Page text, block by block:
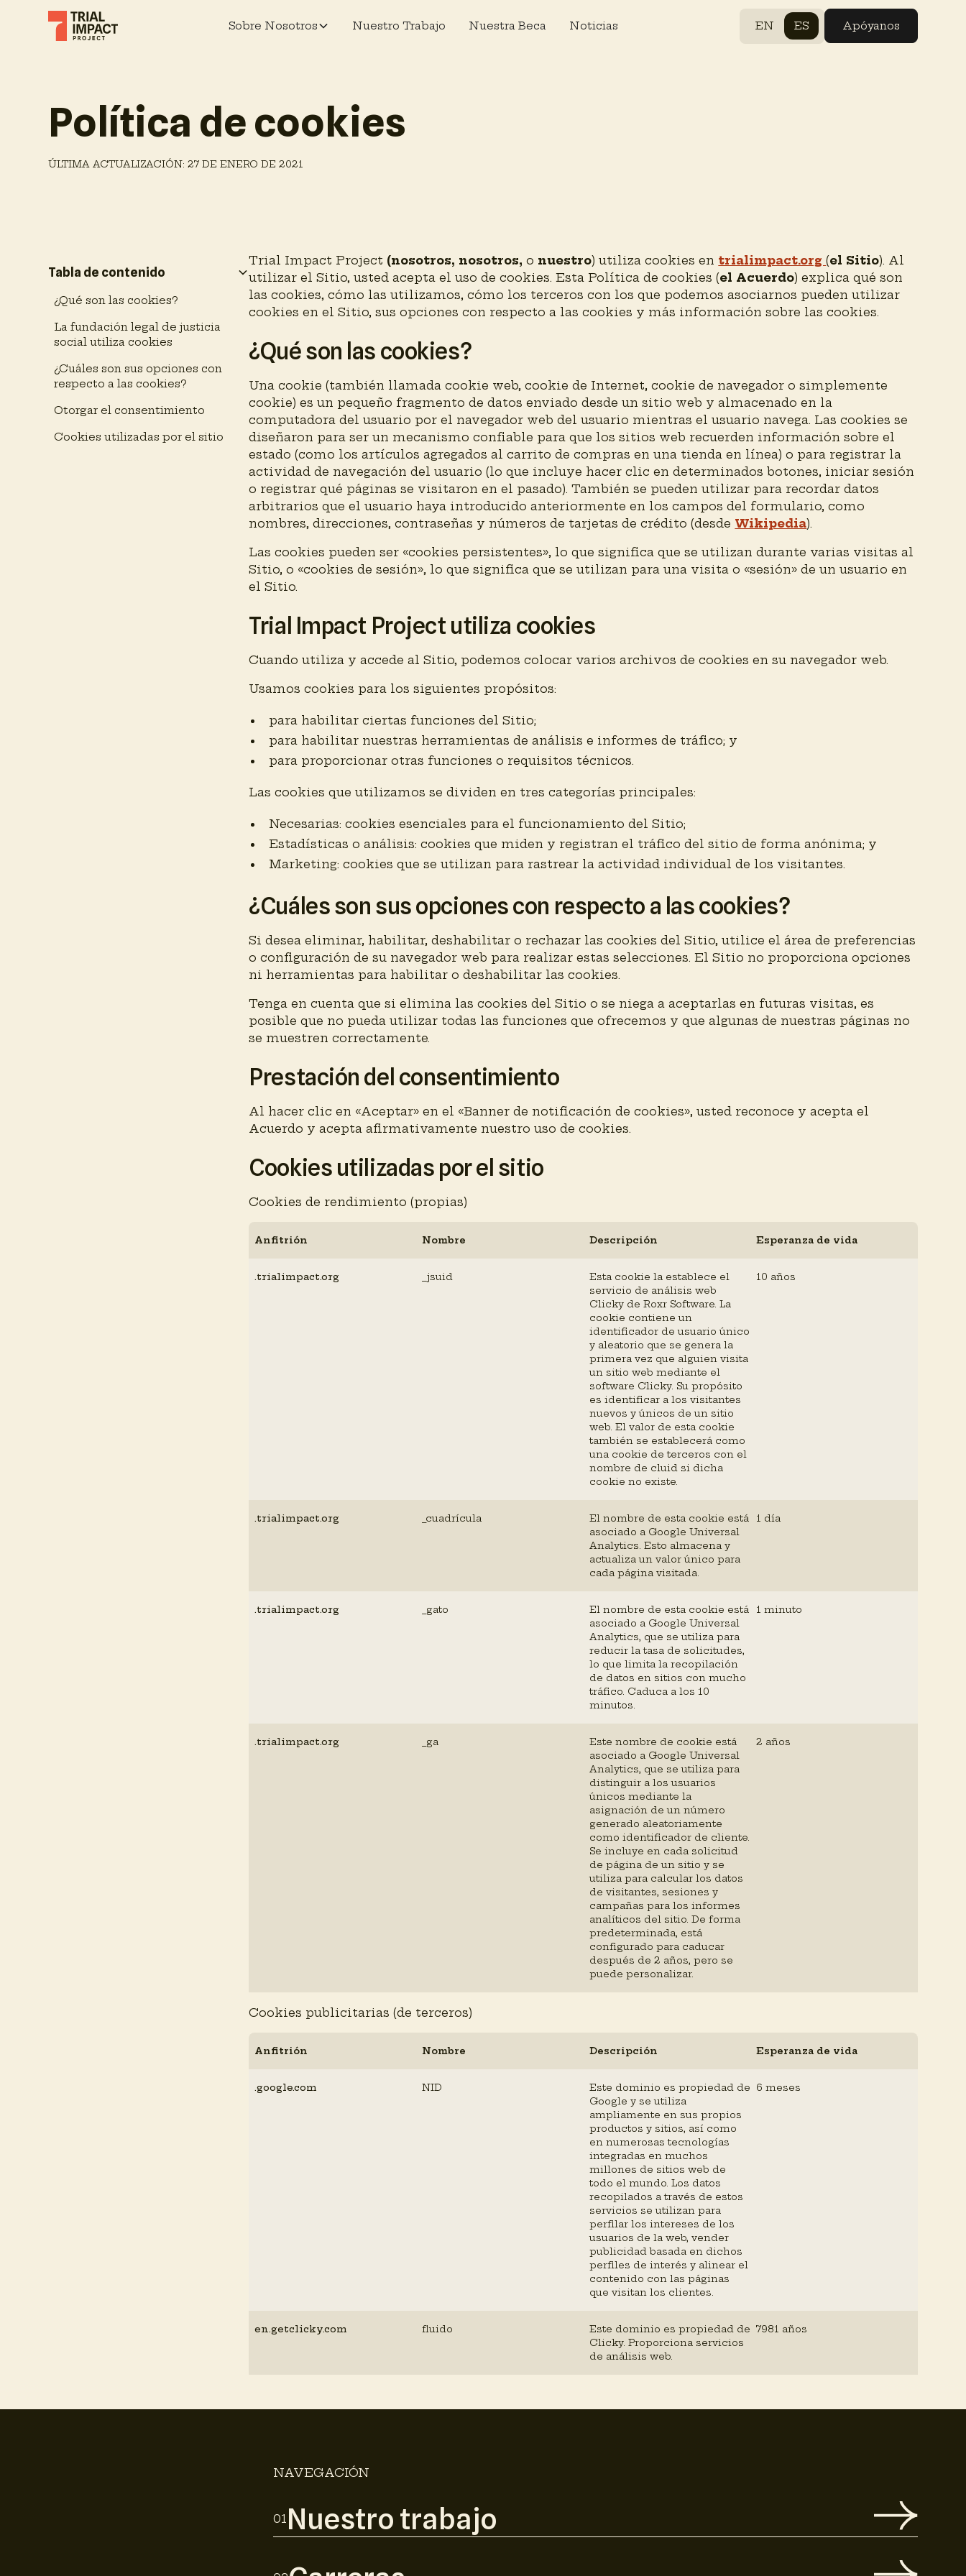
Sobre Nosotros Nuestro Trabajo Nuestra Beca Noticias EN ES Apóyanos
Política de cookies
ÚLTIMA ACTUALIZACIÓN: 27 DE ENERO DE 2021
Tabla de contenido
¿Qué son las cookies?
La fundación legal de justicia
social utiliza cookies
¿Cuáles son sus opciones con
respecto a las cookies?
Otorgar el consentimiento
Cookies utilizadas por el sitio
Trial Impact Project (nosotros, nosotros, o nuestro) utiliza cookies en trialimpact.org(el Sitio). Al
utilizar el Sitio, usted acepta el uso de cookies. Esta Política de cookies (el Acuerdo) explica qué son
las cookies, cómo las utilizamos, cómo los terceros con los que podemos asociarnos pueden utilizar
cookies en el Sitio, sus opciones con respecto a las cookies y más información sobre las cookies.
¿Qué son las cookies?
Una cookie (también llamada cookie web, cookie de Internet, cookie de navegador o simplemente
cookie) es un pequeño fragmento de datos enviado desde un sitio web y almacenado en la
computadora del usuario por el navegador web del usuario mientras el usuario navega. Las cookies se
diseñaron para ser un mecanismo confiable para que los sitios web recuerden información sobre el
estado (como los artículos agregados al carrito de compras en una tienda en línea) o para registrar la
actividad de navegación del usuario (lo que incluye hacer clic en determinados botones, iniciar sesión
o registrar qué páginas se visitaron en el pasado). También se pueden utilizar para recordar datos
arbitrarios que el usuario haya introducido anteriormente en los campos del formulario, como
nombres, direcciones, contraseñas y números de tarjetas de crédito (desde Wikipedia).
Las cookies pueden ser «cookies persistentes», lo que significa que se utilizan durante varias visitas al
Sitio, o «cookies de sesión», lo que significa que se utilizan para una visita o «sesión» de un usuario en
el Sitio.
Trial Impact Project utiliza cookies
Cuando utiliza y accede al Sitio, podemos colocar varios archivos de cookies en su navegador web.
Usamos cookies para los siguientes propósitos:
para habilitar ciertas funciones del Sitio;
para habilitar nuestras herramientas de análisis e informes de tráfico; y
para proporcionar otras funciones o requisitos técnicos.
Las cookies que utilizamos se dividen en tres categorías principales:
Necesarias: cookies esenciales para el funcionamiento del Sitio;
Estadísticas o análisis: cookies que miden y registran el tráfico del sitio de forma anónima; y
Marketing: cookies que se utilizan para rastrear la actividad individual de los visitantes.
¿Cuáles son sus opciones con respecto a las cookies?
Si desea eliminar, habilitar, deshabilitar o rechazar las cookies del Sitio, utilice el área de preferencias
o configuración de su navegador web para realizar estas selecciones. El Sitio no proporciona opciones
ni herramientas para habilitar o deshabilitar las cookies.
Tenga en cuenta que si elimina las cookies del Sitio o se niega a aceptarlas en futuras visitas, es
posible que no pueda utilizar todas las funciones que ofrecemos y que algunas de nuestras páginas no
se muestren correctamente.
Prestación del consentimiento
Al hacer clic en «Aceptar» en el «Banner de notificación de cookies», usted reconoce y acepta el
Acuerdo y acepta afirmativamente nuestro uso de cookies.
Cookies utilizadas por el sitio
Cookies de rendimiento (propias)
Anfitrión Nombre Descripción Esperanza de vida
.trialimpact.org _jsuid
Esta cookie la establece el
servicio de análisis web
Clicky de Roxr Software. La
cookie contiene un
identificador de usuario único
y aleatorio que se genera la
primera vez que alguien visita
un sitio web mediante el
software Clicky. Su propósito
es identificar a los visitantes
nuevos y únicos de un sitio
web. El valor de esta cookie
también se establecerá como
una cookie de terceros con el
nombre de cluid si dicha
cookie no existe.
10 años
.trialimpact.org _cuadrícula
El nombre de esta cookie está
asociado a Google Universal
Analytics. Esto almacena y
actualiza un valor único para
cada página visitada.
1 día
.trialimpact.org _gato
El nombre de esta cookie está
asociado a Google Universal
Analytics, que se utiliza para
reducir la tasa de solicitudes,
lo que limita la recopilación
de datos en sitios con mucho
tráfico. Caduca a los 10
minutos.
1 minuto
.trialimpact.org _ga
Este nombre de cookie está
asociado a Google Universal
Analytics, que se utiliza para
distinguir a los usuarios
únicos mediante la
asignación de un número
generado aleatoriamente
como identificador de cliente.
Se incluye en cada solicitud
de página de un sitio y se
utiliza para calcular los datos
de visitantes, sesiones y
campañas para los informes
analíticos del sitio. De forma
predeterminada, está
configurado para caducar
después de 2 años, pero se
puede personalizar.
2 años
Cookies publicitarias (de terceros)
Anfitrión Nombre Descripción Esperanza de vida
.google.com NID
Este dominio es propiedad de
Google y se utiliza
ampliamente en sus propios
productos y sitios, así como
en numerosas tecnologías
integradas en muchos
millones de sitios web de
todo el mundo. Los datos
recopilados a través de estos
servicios se utilizan para
perfilar los intereses de los
usuarios de la web, vender
publicidad basada en dichos
perfiles de interés y alinear el
contenido con las páginas
que visitan los clientes.
6 meses
en.getclicky.com fluido
Este dominio es propiedad de
Clicky. Proporciona servicios
de análisis web.
7981 años
NAVEGACIÓN
01 Nuestro trabajo